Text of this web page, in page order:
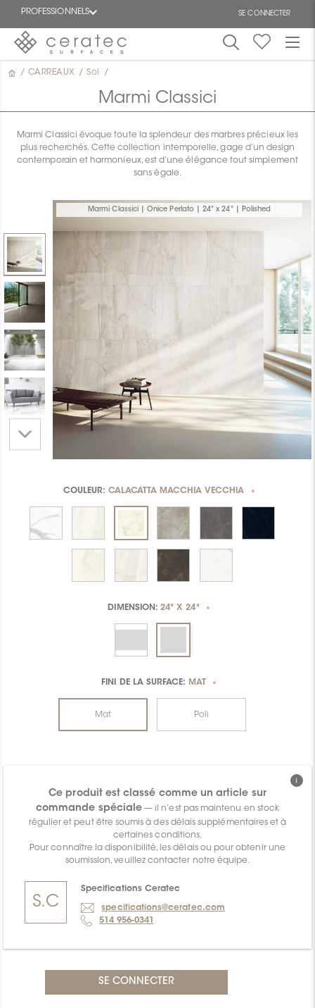
PROFESSIONNELS SE CONNECTER
En
vedette
/ CARREAUX / Sol /
Marmi Classici
Marmi Classici évoque toute la splendeur des marbres précieux les
plus recherchés. Cette collection intemporelle, gage d’un design
contemporain et harmonieux, est d’une élégance tout simplement
sans égale.
Marmi Classici | Onice Perlato | 24" x 24" | Polished
COULEUR: CALACATTA MACCHIA VECCHIA *
DIMENSION:24" X 24" *
FINI DE LA SURFACE: MAT *
Mat Poli
Ce produit est classé comme un article sur
commande spéciale — il n’est pas maintenu en stock
régulier et peut être soumis à des délais supplémentaires et à
certaines conditions.
Pour connaître la disponibilité, les délais ou pour obtenir une
soumission, veuillez contacter notre équipe.
S.C
Specifications Ceratec
specifications@ceratec.com
514 956-0341